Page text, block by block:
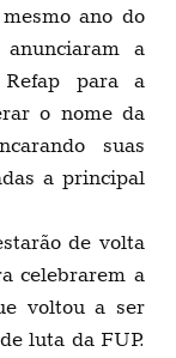
ano do
a
para a
o nome da
suas
a principal
de volta
celebrarem a
voltou a ser
luta da FUP.